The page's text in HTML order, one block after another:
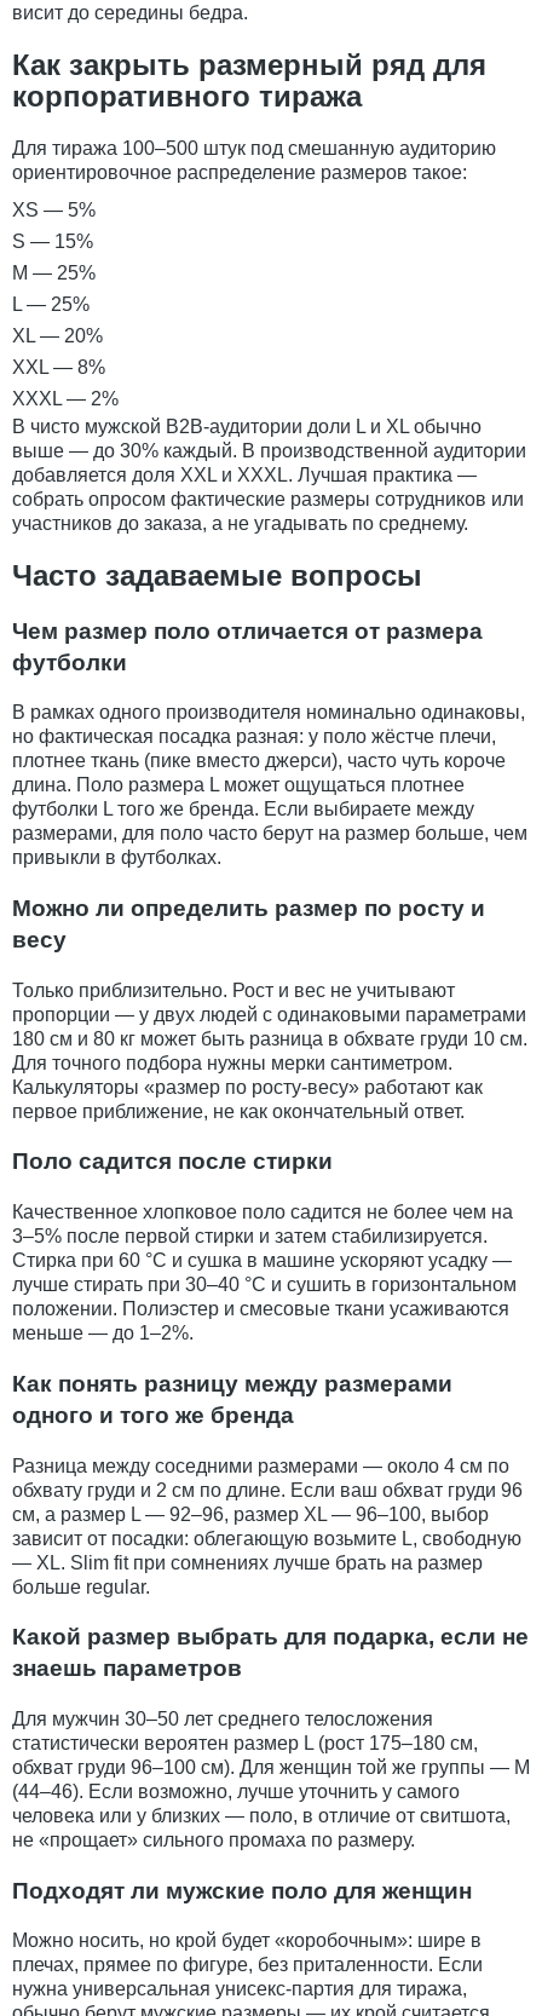
висит до середины бедра.
Как закрыть размерный ряд для
корпоративного тиража
Для тиража 100–500 штук под смешанную аудиторию
ориентировочное распределение размеров такое:
XS — 5%
S — 15%
M — 25%
L — 25%
XL — 20%
XXL — 8%
XXXL — 2%
В чисто мужской B2B-аудитории доли L и XL обычно
выше — до 30% каждый. В производственной аудитории
добавляется доля XXL и XXXL. Лучшая практика —
собрать опросом фактические размеры сотрудников или
участников до заказа, а не угадывать по среднему.
Часто задаваемые вопросы
Чем размер поло отличается от размера
футболки
В рамках одного производителя номинально одинаковы,
но фактическая посадка разная: у поло жёстче плечи,
плотнее ткань (пике вместо джерси), часто чуть короче
длина. Поло размера L может ощущаться плотнее
футболки L того же бренда. Если выбираете между
размерами, для поло часто берут на размер больше, чем
привыкли в футболках.
Можно ли определить размер по росту и
весу
Только приблизительно. Рост и вес не учитывают
пропорции — у двух людей с одинаковыми параметрами
180 см и 80 кг может быть разница в обхвате груди 10 см.
Для точного подбора нужны мерки сантиметром.
Калькуляторы «размер по росту-весу» работают как
первое приближение, не как окончательный ответ.
Поло садится после стирки
Качественное хлопковое поло садится не более чем на
3–5% после первой стирки и затем стабилизируется.
Стирка при 60 °C и сушка в машине ускоряют усадку —
лучше стирать при 30–40 °C и сушить в горизонтальном
положении. Полиэстер и смесовые ткани усаживаются
меньше — до 1–2%.
Как понять разницу между размерами
одного и того же бренда
Разница между соседними размерами — около 4 см по
обхвату груди и 2 см по длине. Если ваш обхват груди 96
см, а размер L — 92–96, размер XL — 96–100, выбор
зависит от посадки: облегающую возьмите L, свободную
— XL. Slim fit при сомнениях лучше брать на размер
больше regular.
Какой размер выбрать для подарка, если не
знаешь параметров
Для мужчин 30–50 лет среднего телосложения
статистически вероятен размер L (рост 175–180 см,
обхват груди 96–100 см). Для женщин той же группы — M
(44–46). Если возможно, лучше уточнить у самого
человека или у близких — поло, в отличие от свитшота,
не «прощает» сильного промаха по размеру.
Подходят ли мужские поло для женщин
Можно носить, но крой будет «коробочным»: шире в
плечах, прямее по фигуре, без приталенности. Если
нужна универсальная унисекс-партия для тиража,